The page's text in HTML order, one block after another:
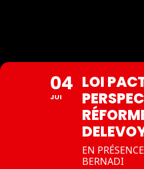
04
JUI
LOI
EN
BERNADI